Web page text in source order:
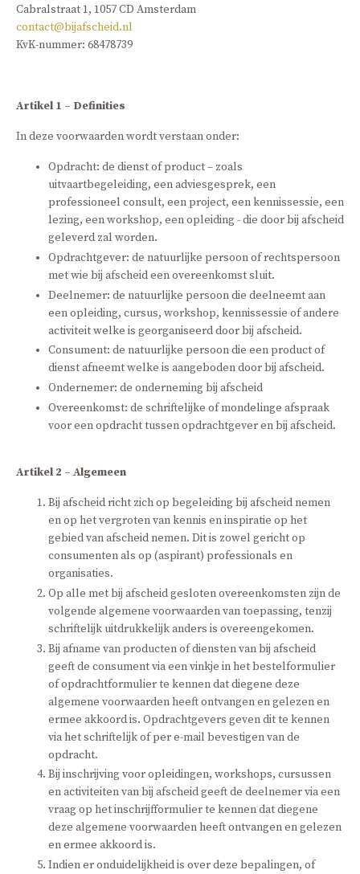
Cabralstraat 1, 1057 CD Amsterdam
contact@bijafscheid.nl
KvK-nummer: 68478739
Artikel 1 – Definities
In deze voorwaarden wordt verstaan onder:
Opdracht: de dienst of product – zoals
uitvaartbegeleiding, een adviesgesprek, een
professioneel consult, een project, een kennissessie, een
lezing, een workshop, een opleiding - die door bij afscheid
geleverd zal worden.
Opdrachtgever: de natuurlijke persoon of rechtspersoon
met wie bij afscheid een overeenkomst sluit.
Deelnemer: de natuurlijke persoon die deelneemt aan
een opleiding, cursus, workshop, kennissessie of andere
activiteit welke is georganiseerd door bij afscheid.
Consument: de natuurlijke persoon die een product of
dienst afneemt welke is aangeboden door bij afscheid.
Ondernemer: de onderneming bij afscheid
Overeenkomst: de schriftelijke of mondelinge afspraak
voor een opdracht tussen opdrachtgever en bij afscheid.
Artikel 2 – Algemeen
Bij afscheid richt zich op begeleiding bij afscheid nemen
en op het vergroten van kennis en inspiratie op het
gebied van afscheid nemen. Dit is zowel gericht op
consumenten als op (aspirant) professionals en
organisaties.
Op alle met bij afscheid gesloten overeenkomsten zijn de
volgende algemene voorwaarden van toepassing, tenzij
schriftelijk uitdrukkelijk anders is overeengekomen.
Bij afname van producten of diensten van bij afscheid
geeft de consument via een vinkje in het bestelformulier
of opdrachtformulier te kennen dat diegene deze
algemene voorwaarden heeft ontvangen en gelezen en
ermee akkoord is. Opdrachtgevers geven dit te kennen
via het schriftelijk of per e-mail bevestigen van de
opdracht.
Bij inschrijving voor opleidingen, workshops, cursussen
en activiteiten van bij afscheid geeft de deelnemer via een
vraag op het inschrijfformulier te kennen dat diegene
deze algemene voorwaarden heeft ontvangen en gelezen
en ermee akkoord is.
Indien er onduidelijkheid is over deze bepalingen, of